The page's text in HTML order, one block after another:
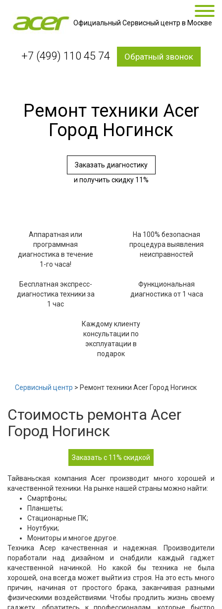
Официальный Сервисный центр в Москве
+7 (499) 110 45 74 Обратный звонок
Ремонт техники Acer
Город Ногинск
Заказать диагностику
и получить скидку 11%
Аппаратная или
программная
диагностика в течение
1-го часа!
На 100% безопасная
процедура выявления
неисправностей
Бесплатная экспресс-
диагностика техники за
1 час
Функциональная
диагностика от 1 часа
Каждому клиенту
консультации по
эксплуатации в
подарок
Сервисный центр > Ремонт техники Acer Город Ногинск
Стоимость ремонта Acer
Город Ногинск
Заказать с 11% скидкой
Тайваньская компания Acer производит много хорошей и
качественной техники. На рынке нашей страны можно найти:
Смартфоны;
Планшеты;
Стационарные ПК;
Ноутбуки;
Мониторы и многое другое.
Техника Асер качественная и надежная. Производители
поработали над дизайном и снабдили каждый гаджет
качественной начинкой. Но какой бы техника не была
хорошей, она всегда может выйти из строя. На это есть много
причин, начиная от простого брака, заканчивая разными
физическими воздействиями. Чтобы продлить жизнь своему